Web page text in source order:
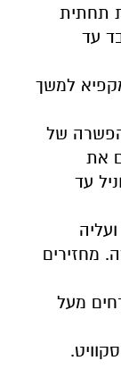
תחתית
8 דק' בלבד עד
למשך
של
את
עד
מחזירים
מעל